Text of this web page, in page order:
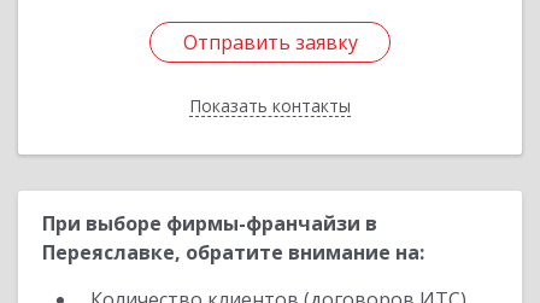
Отправить заявку
Показать контакты
Отправить заявку
Назад
При выборе фирмы-франчайзи в
Переяславке, обратите внимание на: